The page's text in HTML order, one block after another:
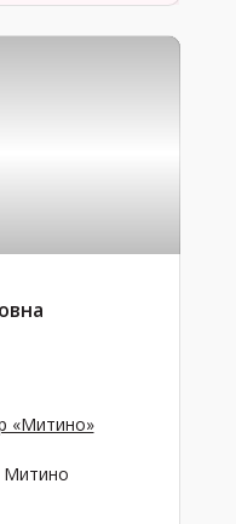
«Митино»
Митино